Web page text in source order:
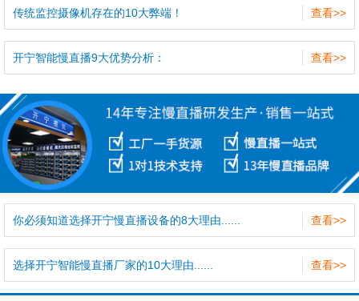
查看>>
传统监控摄像机存在的10大弊端！
查看>>
开宁智能慢直播9大优势分析：
查看>>
你必须知道选择开宁慢直播设备的8大理由......
查看>>
选择开宁智能慢直播厂家的10大理由......